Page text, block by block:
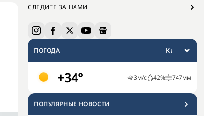
СЛЕДИТЕ ЗА НАМИ
ПОГОДА
+34° 3м/с 42% 747мм
ПОПУЛЯРНЫЕ НОВОСТИ